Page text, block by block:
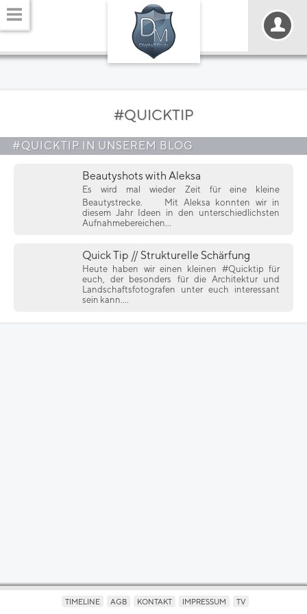
#QUICKTIP
#QUICKTIP IN UNSEREM BLOG
Beautyshots with Aleksa
Es wird mal wieder Zeit für eine kleine
Beautystrecke.
Mit Aleksa konnten wir in
diesem Jahr Ideen in den unterschiedlichsten
Aufnahmebereichen...
Quick Tip // Strukturelle Schärfung
Heute haben wir einen kleinen #Quicktip für
euch, der besonders für die Architektur und
Landschaftsfotografen unter euch interessant
sein kann....
TIMELINE AGB KONTAKT IMPRESSUM TV